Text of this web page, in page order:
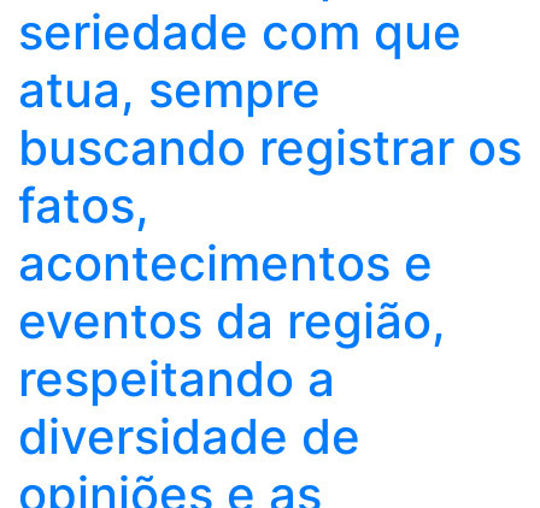
seriedade com que
atua, sempre
buscando registrar os
fatos,
acontecimentos e
eventos da região,
respeitando a
diversidade de
opiniões e as